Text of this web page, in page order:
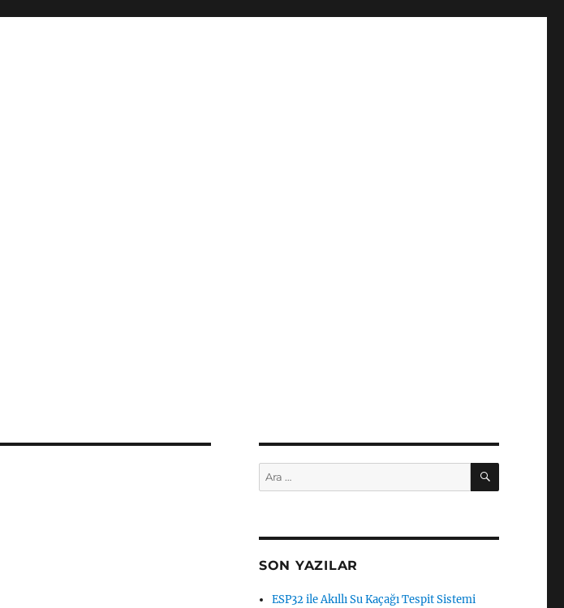
Ara: ARA
SON YAZILAR
ESP32 ile Akıllı Su Kaçağı Tespit Sistemi